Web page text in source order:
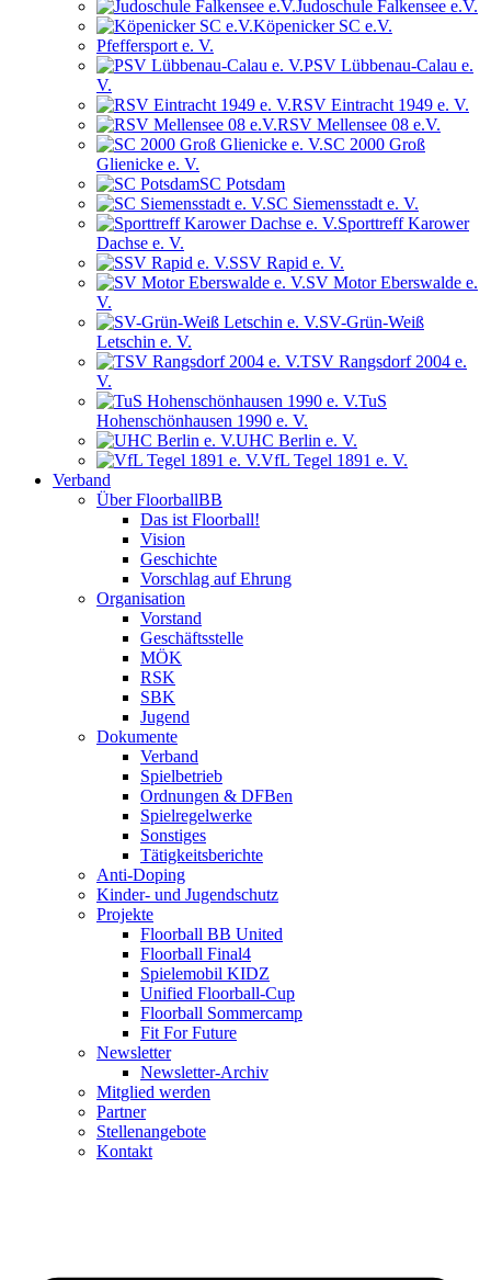
Judoschule Falkensee e.V.
Köpenicker SC e.V.
Pfeffersport e. V.
PSV Lübbenau-Calau e.
V.
RSV Eintracht 1949 e. V.
RSV Mellensee 08 e.V.
SC 2000 Groß
Glienicke e. V.
SC Potsdam
SC Siemensstadt e. V.
Sporttreff Karower
Dachse e. V.
SSV Rapid e. V.
SV Motor Eberswalde e.
V.
SV-Grün-Weiß
Letschin e. V.
TSV Rangsdorf 2004 e.
V.
TuS
Hohenschönhausen 1990 e. V.
UHC Berlin e. V.
VfL Tegel 1891 e. V.
Verband
Über FloorballBB
Das ist Floorball!
Vision
Geschichte
Vorschlag auf Ehrung
Organisation
Vorstand
Geschäftsstelle
MÖK
RSK
SBK
Jugend
Dokumente
Verband
Spielbetrieb
Ordnungen & DFBen
Spielregelwerke
Sonstiges
Tätigkeitsberichte
Anti-Doping
Kinder- und Jugendschutz
Projekte
Floorball BB United
Floorball Final4
Spielemobil KIDZ
Unified Floorball-Cup
Floorball Sommercamp
Fit For Future
Newsletter
Newsletter-Archiv
Mitglied werden
Partner
Stellenangebote
Kontakt